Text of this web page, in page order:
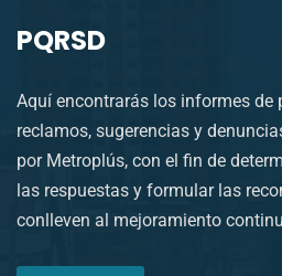
PQRSD
Aquí encontrarás los informes de
reclamos, sugerencias y
por Metroplús, con el fin de
las respuestas y formular las
conlleven al mejoramiento